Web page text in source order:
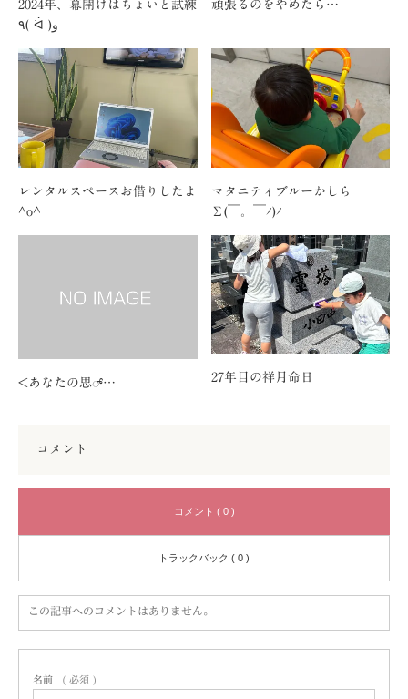
2024年、幕開けはちょいと試練
٩( ᐛ )و
頑張るのをやめたら…
レンタルスペースお借りしたよ
^o^
マタニティブルーかしら
Σ(￣。￣ﾉ)ﾉ
<あなたの思್… 27年目の祥月命日
コメント
コメント ( 0 )
トラックバック ( 0 )
この記事へのコメントはありません。
名前 ( 必須 )